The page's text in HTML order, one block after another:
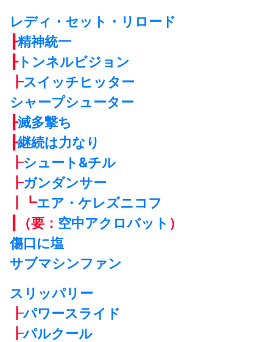
レディ・セット・リロード
┠精神統一
┠トンネルビジョン
┠スイッチヒッター
シャープシューター
┠滅多撃ち
┠継続は力なり
┠シュート&チル
┠ガンダンサー
┃┗エア・ケレズニコフ
┃（要： 空中アクロバット ）
傷口に塩
サブマシンファン
スリッパリー
┠パワースライド
┠パルクール